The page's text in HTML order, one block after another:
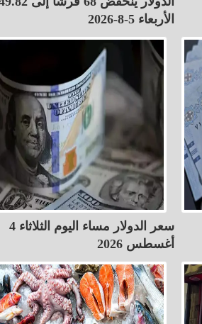
الأربعاء 5-8-2026
سعر الدولار مساء اليوم الثلاثاء 4
أغسطس 2026